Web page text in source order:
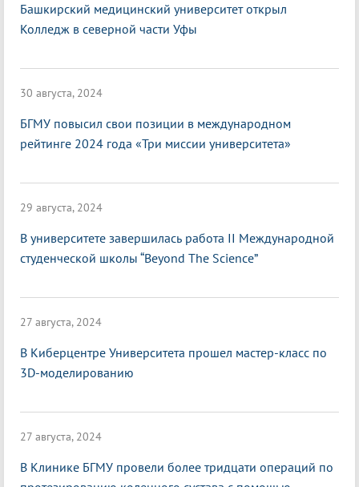
Башкирский медицинский университет открыл
Колледж в северной части Уфы
30 августа, 2024
БГМУ повысил свои позиции в международном
рейтинге 2024 года «Три миссии университета»
29 августа, 2024
В университете завершилась работа II Международной
студенческой школы “Beyond The Science”
27 августа, 2024
В Киберцентре Университета прошел мастер-класс по
3D-моделированию
27 августа, 2024
В Клинике БГМУ провели более тридцати операций по